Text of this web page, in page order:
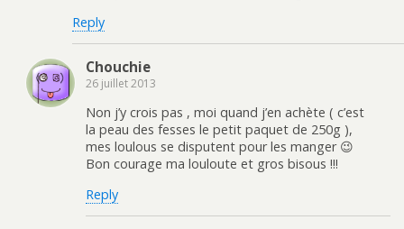
Reply
Chouchie
26 juillet 2013
Non j’y crois pas , moi quand j’en achète ( c’est
la peau des fesses le petit paquet de 250g ),
mes loulous se disputent pour les manger 😉
Bon courage ma louloute et gros bisous !!!
Reply